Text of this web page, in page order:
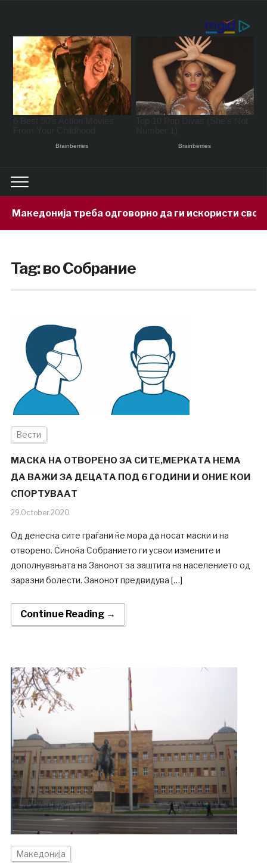
треба одговорно да ги искористи своите
Tag:во Собрание
Вести
МАСКА НА ОТВОРЕНО ЗА СИТЕ,МЕРКАТА НЕМА
ДА ВАЖИ ЗА ДЕЦАТА ПОД 6 ГОДИНИ И ОНИЕ КОИ
СПОРТУВААТ
29.October.2020
Од денеска сите граѓани ќе мора да носат маски и на
отворено. Синоќа Собранието ги усвои измените и
дополнувањата на Законот за заштита на населението од
заразни болести. Законот предвидува […]
Continue Reading →
Македонија